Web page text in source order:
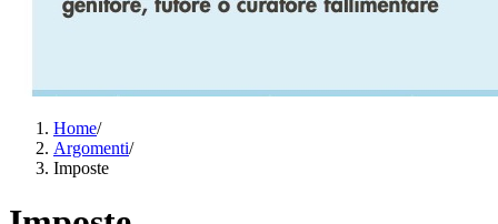
Home/
Argomenti/
Imposte